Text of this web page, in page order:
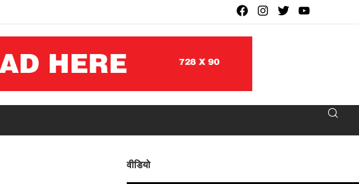
वीडियो